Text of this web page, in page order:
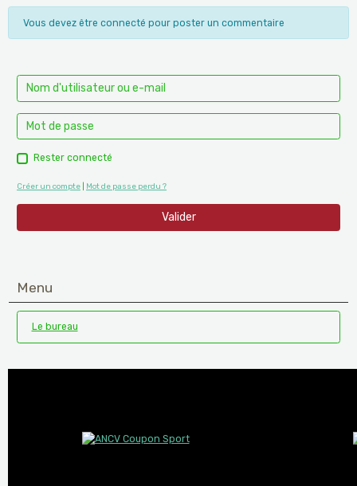
Vous devez être connecté pour poster un commentaire
Rester connecté
Créer un compte Mot de passe perdu ?
Valider
Menu
Le bureau